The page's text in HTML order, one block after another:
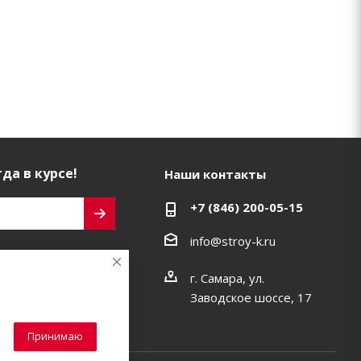
в курсе! Наши контакты
+7 (846) 200-05-15
info@stroy-k.ru
г. Самара, ул.
Заводское шоссе, 17
Принимаю